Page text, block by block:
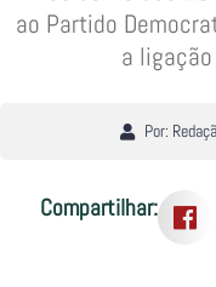
ao Partido
a
Por:
Compartilhar: